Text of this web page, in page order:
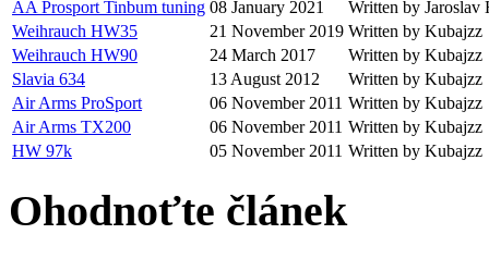
AA Prosport Tinbum tuning 08 January 2021
Written by Jaroslav
Weihrauch HW35
21 November 2019 Written by Kubajzz
Weihrauch HW90
24 March 2017
Written by Kubajzz
Slavia 634
13 August 2012
Written by Kubajzz
Air Arms ProSport
06 November 2011 Written by Kubajzz
Air Arms TX200
06 November 2011 Written by Kubajzz
HW 97k
05 November 2011 Written by Kubajzz
Ohodnoťte článek